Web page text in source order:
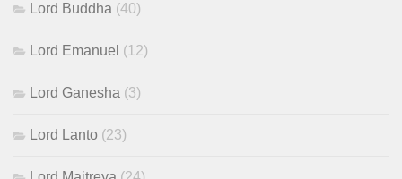
Lord Buddha (40)
Lord Emanuel (12)
Lord Ganesha (3)
Lord Lanto (23)